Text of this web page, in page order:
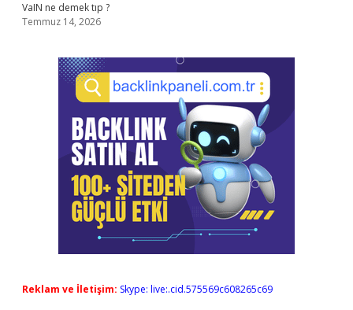
VaIN ne demek tıp ?
Temmuz 14, 2026
Reklam ve İletişim: Skype: live:.cid.575569c608265c69